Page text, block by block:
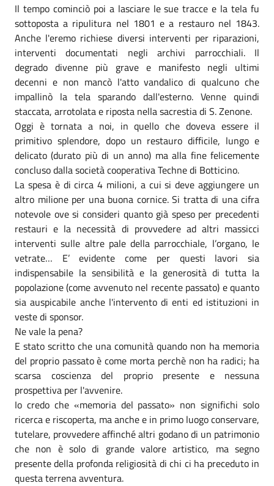
Il tempo cominciò poi a lasciare le sue tracce e la tela fu
sottoposta a ripulitura nel 1801 e a restauro nel 1843.
Anche l'eremo richiese diversi interventi per riparazioni,
interventi documentati negli archivi parrocchiali. Il
degrado divenne più grave e manifesto negli ultimi
decenni e non mancò l'atto vandalico di qualcuno che
impallinò la tela sparando dall'esterno. Venne quindi
staccata, arrotolata e riposta nella sacrestia di S. Zenone.
Oggi è tornata a noi, in quello che doveva essere il
primitivo splendore, dopo un restauro difficile, lungo e
delicato (durato più di un anno) ma alla fine felicemente
concluso dalla società cooperativa Techne di Botticino.
La spesa è di circa 4 milioni, a cui si deve aggiungere un
altro milione per una buona cornice. Si tratta di una cifra
notevole ove si consideri quanto già speso per precedenti
restauri e la necessità di provvedere ad altri massicci
interventi sulle altre pale della parrocchiale, l’organo, le
vetrate… E’ evidente come per questi lavori sia
indispensabile la sensibilità e la generosità di tutta la
popolazione (come avvenuto nel recente passato) e quanto
sia auspicabile anche l'intervento di enti ed istituzioni in
veste di sponsor.
Ne vale la pena?
E stato scritto che una comunità quando non ha memoria
del proprio passato è come morta perchè non ha radici; ha
scarsa coscienza del proprio presente e nessuna
prospettiva per l'avvenire.
Io credo che «memoria del passato» non significhi solo
ricerca e riscoperta, ma anche e in primo luogo conservare,
tutelare, provvedere affinché altri godano di un patrimonio
che non è solo di grande valore artistico, ma segno
presente della profonda religiosità di chi ci ha preceduto in
questa terrena avventura.